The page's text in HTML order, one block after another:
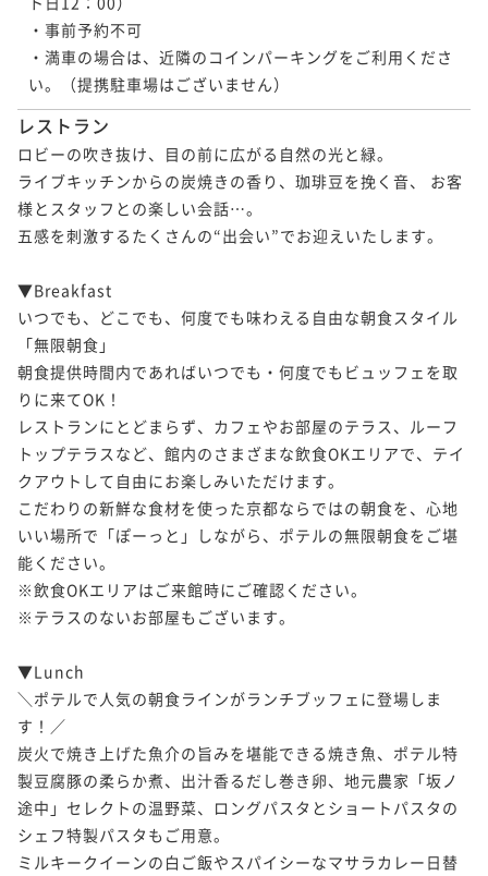
・事前予約不可
・満車の場合は、近隣のコインパーキングをご利用くださ
い。（提携駐車場はございません）
レストラン
ロビーの吹き抜け、目の前に広がる自然の光と緑。
ライブキッチンからの炭焼きの香り、珈琲豆を挽く音、 お客
様とスタッフとの楽しい会話…。
五感を刺激するたくさんの“出会い”でお迎えいたします。
▼Breakfast
いつでも、どこでも、何度でも味わえる自由な朝食スタイル
「無限朝食」
朝食提供時間内であればいつでも・何度でもビュッフェを取
りに来てOK！
レストランにとどまらず、カフェやお部屋のテラス、ルーフ
トップテラスなど、館内のさまざまな飲食OKエリアで、テイ
クアウトして自由にお楽しみいただけます。
こだわりの新鮮な食材を使った京都ならではの朝食を、心地
いい場所で「ぽーっと」しながら、ポテルの無限朝食をご堪
能ください。
※飲食OKエリアはご来館時にご確認ください。
※テラスのないお部屋もございます。
▼Lunch
＼ポテルで人気の朝食ラインがランチブッフェに登場しま
す！／
炭火で焼き上げた魚介の旨みを堪能できる焼き魚、ポテル特
製豆腐豚の柔らか煮、出汁香るだし巻き卵、地元農家「坂ノ
途中」セレクトの温野菜、ロングパスタとショートパスタの
シェフ特製パスタもご用意。
ミルキークイーンの白ご飯やスパイシーなマサラカレー日替